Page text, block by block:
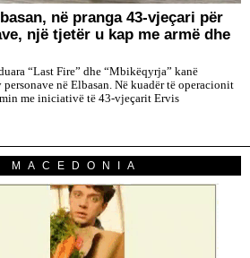
në pranga 43-vjeçari për
një tjetër u kap me armë dhe
“Last Fire” dhe “Mbikëqyrja” kanë
në Elbasan. Në kuadër të operacionit
me iniciativë të 43-vjeçarit Ervis
MACEDONIA